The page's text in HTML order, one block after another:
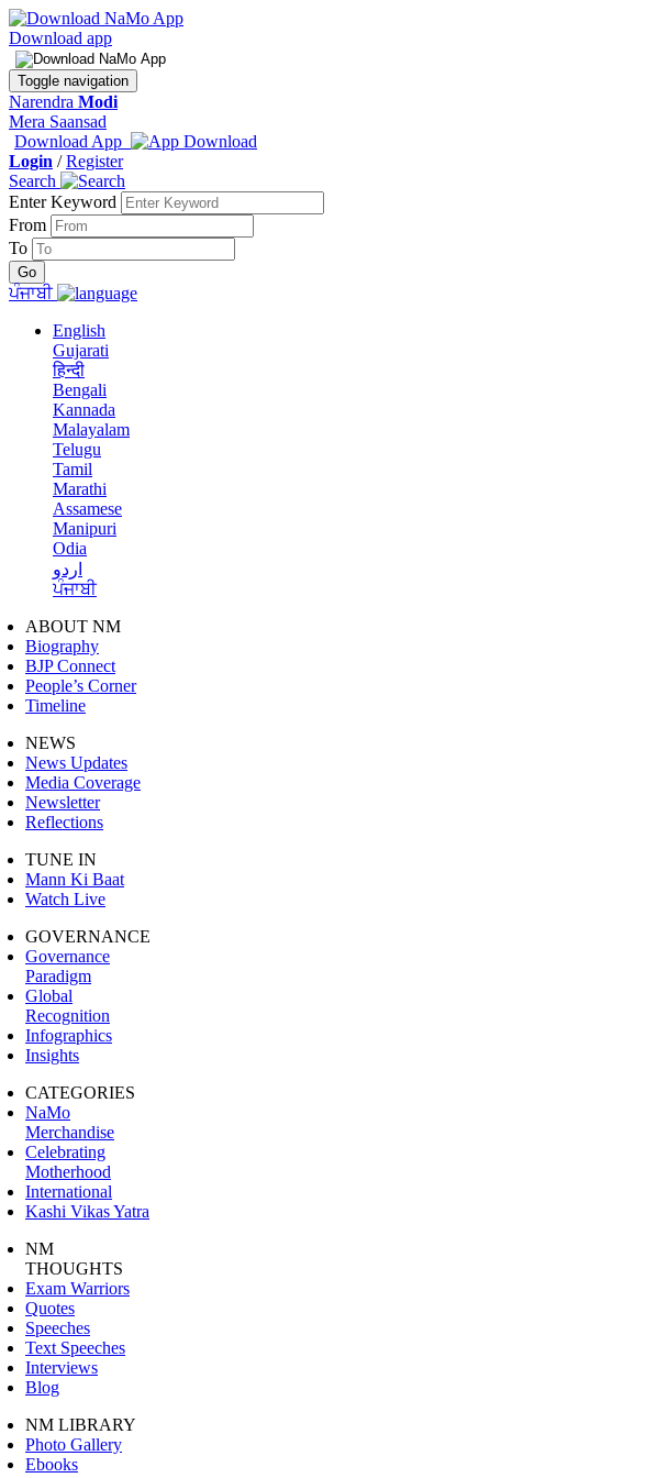
Download app
Toggle navigation
Narendra Modi
Mera Saansad
Download App
Login /Register
Search
Enter Keyword
From
To
ਪੰਜਾਬੀ
English
Gujarati
हिन्दी
Bengali
Kannada
Malayalam
Telugu
Tamil
Marathi
Assamese
Manipuri
Odia
اردو
ਪੰਜਾਬੀ
ABOUT NM
Biography
BJP Connect
People’s Corner
Timeline
NEWS
News Updates
Media Coverage
Newsletter
Reflections
TUNE IN
Mann Ki Baat
Watch Live
GOVERNANCE
Governance
Paradigm
Global
Recognition
Infographics
Insights
CATEGORIES
NaMo
Merchandise
Celebrating
Motherhood
International
Kashi Vikas Yatra
NM
THOUGHTS
Exam Warriors
Quotes
Speeches
Text Speeches
Interviews
Blog
NM LIBRARY
Photo Gallery
Ebooks